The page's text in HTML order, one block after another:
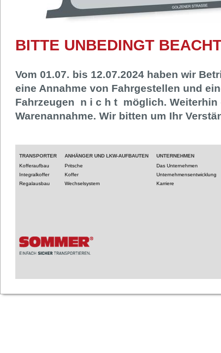
BITTE UNBEDINGT
Vom 01.07. bis 12.07.2024 haben wir
eine Annahme von Fahrgestellen und
Fahrzeugen n i c h t möglich. Weiterhin
Warenannahme. Wir bitten um Ihr
TRANSPORTER
Kofferaufbau
Integralkoffer
Regalausbau
ANHÄNGER UND LKW-AUFBAUTEN
Pritsche
Koffer
Wechselsystem
UNTERNEHMEN
Das Unternehmen
Unternehmensentwicklung
Karriere